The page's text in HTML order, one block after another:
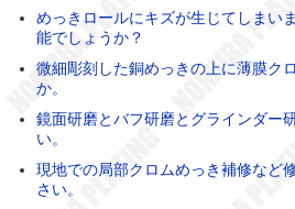
めっきロールにキズが生じてしまい
能でしょうか？
微細彫刻した銅めっきの上に薄膜ク
か。
鏡面研磨とバフ研磨とグラインダー
い。
現地での局部クロムめっき補修など
さい。